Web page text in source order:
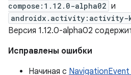
compose:1.12.0-alpha02 и
androidx.activity:activity-
Версия 1.12.0-alpha02
Исправлены ошибки
Начиная с NavigationEvent